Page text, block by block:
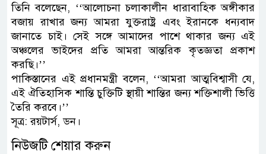
তিনি বলেছেন, ‘‘আলোচনা চলাকালীন ধারাবাহিক অঙ্গীকার
বজায় রাখার জন্য আমরা যুক্তরাষ্ট্র এবং ইরানকে ধন্যবাদ
জানাতে চাই। সেই সঙ্গে আমাদের পাশে থাকার জন্য এই
অঞ্চলের ভাইদের প্রতি আমরা আন্তরিক কৃতজ্ঞতা প্রকাশ
করছি।’’
পাকিস্তানের এই প্রধানমন্ত্রী বলেন, ‘‘আমরা আত্মবিশ্বাসী যে,
এই ঐতিহাসিক শান্তি চুক্তিটি স্থায়ী শান্তির জন্য শক্তিশালী ভিত্তি
তৈরি করবে।’’
সূত্র: রয়টার্স, ডন।
নিউজটি শেয়ার করুন